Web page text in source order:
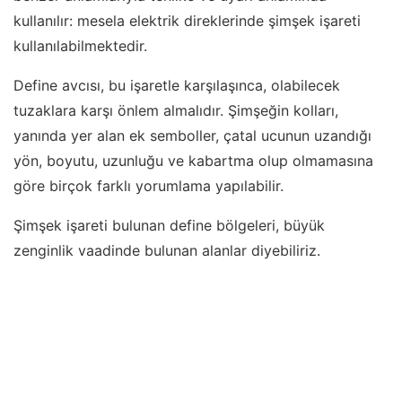
kullanılır: mesela elektrik direklerinde şimşek işareti
kullanılabilmektedir.
Define avcısı, bu işaretle karşılaşınca, olabilecek
tuzaklara karşı önlem almalıdır. Şimşeğin kolları,
yanında yer alan ek semboller, çatal ucunun uzandığı
yön, boyutu, uzunluğu ve kabartma olup olmamasına
göre birçok farklı yorumlama yapılabilir.
Şimşek işareti bulunan define bölgeleri, büyük
zenginlik vaadinde bulunan alanlar diyebiliriz.